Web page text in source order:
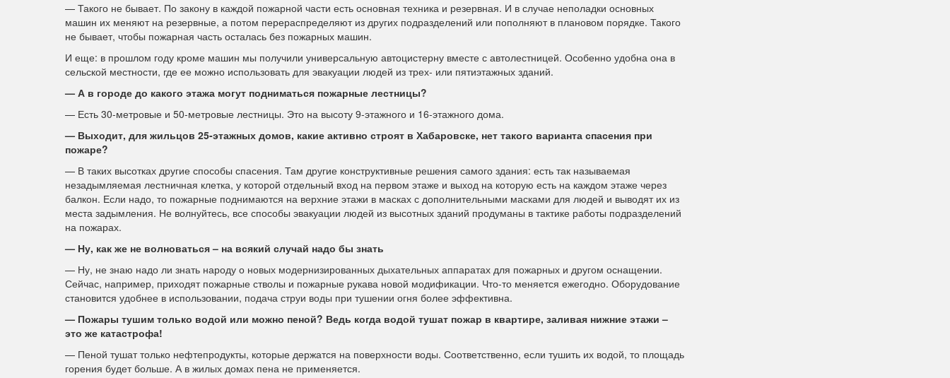
— Такого не бывает. По закону в каждой пожарной части есть основная техника и резервная. И в случае неполадки основных
машин их меняют на резервные, а потом перераспределяют из других подразделений или пополняют в плановом порядке. Такого
не бывает, чтобы пожарная часть осталась без пожарных машин.
И еще: в прошлом году кроме машин мы получили универсальную автоцистерну вместе с автолестницей. Особенно удобна она в
сельской местности, где ее можно использовать для эвакуации людей из трех- или пятиэтажных зданий.
— А в городе до какого этажа могут подниматься пожарные лестницы?
— Есть 30-метровые и 50-метровые лестницы. Это на высоту 9-этажного и 16-этажного дома.
— Выходит, для жильцов 25-этажных домов, какие активно строят в Хабаровске, нет такого варианта спасения при
пожаре?
— В таких высотках другие способы спасения. Там другие конструктивные решения самого здания: есть так называемая
незадымляемая лестничная клетка, у которой отдельный вход на первом этаже и выход на которую есть на каждом этаже через
балкон. Если надо, то пожарные поднимаются на верхние этажи в масках с дополнительными масками для людей и выводят их из
места задымления. Не волнуйтесь, все способы эвакуации людей из высотных зданий продуманы в тактике работы подразделений
на пожарах.
— Ну, как же не волноваться – на всякий случай надо бы знать
— Ну, не знаю надо ли знать народу о новых модернизированных дыхательных аппаратах для пожарных и другом оснащении.
Сейчас, например, приходят пожарные стволы и пожарные рукава новой модификации. Что-то меняется ежегодно. Оборудование
становится удобнее в использовании, подача струи воды при тушении огня более эффективна.
— Пожары тушим только водой или можно пеной? Ведь когда водой тушат пожар в квартире, заливая нижние этажи –
это же катастрофа!
— Пеной тушат только нефтепродукты, которые держатся на поверхности воды. Соответственно, если тушить их водой, то площадь
горения будет больше. А в жилых домах пена не применяется.